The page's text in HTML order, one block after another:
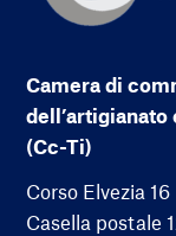
Camera di
(Cc-Ti)
Corso Elvezia 16
Casella postale